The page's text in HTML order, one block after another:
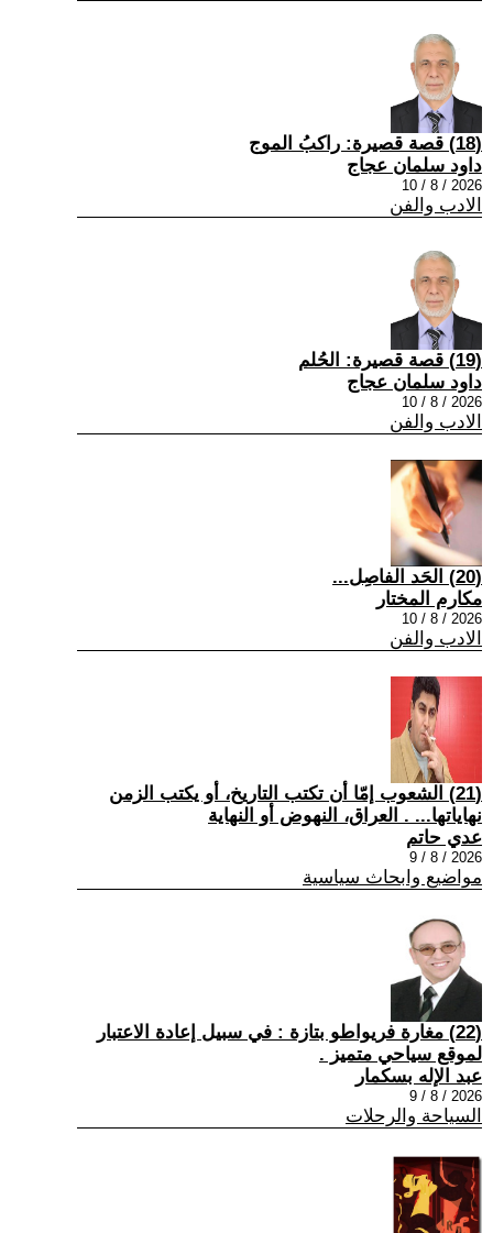
(18) قصة قصيرة: راكبُ الموج
داود سلمان عجاج
2026 / 8 / 10
الادب والفن
(19) قصة قصيرة: الحُلم
داود سلمان عجاج
2026 / 8 / 10
الادب والفن
(20) الحَد الفاصِل...
مكارم المختار
2026 / 8 / 10
الادب والفن
(21) الشعوب إمّا أن تكتب التاريخ، أو يكتب الزمن
نهاياتها... . العراق، النهوض أو النهاية
عدي حاتم
2026 / 8 / 9
مواضيع وابحاث سياسية
(22) مغارة فريواطو بتازة : في سبيل إعادة الاعتبار
لموقع سياحي متميز .
عبد الإله بسكمار
2026 / 8 / 9
السياحة والرحلات